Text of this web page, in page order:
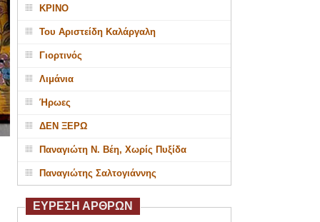
ΚΡΙΝΟ
Του Αριστείδη Καλάργαλη
Γιορτινός
Λιμάνια
Ήρωες
ΔΕΝ ΞΕΡΩ
Παναγιώτη Ν. Βέη, Χωρίς Πυξίδα
Παναγιώτης Σαλτογιάννης
ΕΥΡΕΣΗ ΑΡΘΡΩΝ